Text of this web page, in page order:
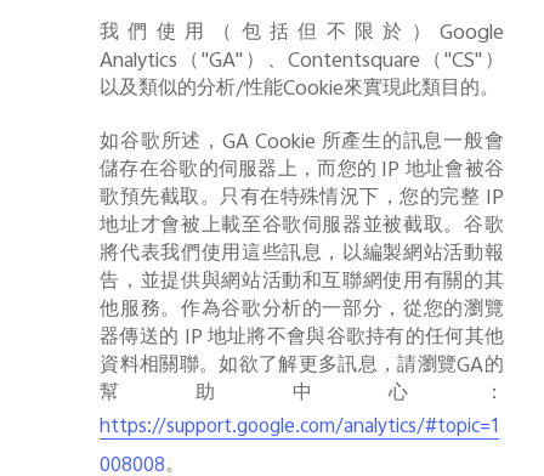
我們使用（包括但不限於） Google
Analytics （"GA"）、Contentsquare （"CS"）
以及類似的分析/性能Cookie來實現此類目的。
如谷歌所述， GA Cookie 所產生的訊息一般會
儲存在谷歌的伺服器上，而您的 IP 地址會被谷
歌預先截取。只有在特殊情況下，您的完整 IP
地址才會被上載至谷歌伺服器並被截取。谷歌
將代表我們使用這些訊息，以編製網站活動報
告，並提供與網站活動和互聯網使用有關的其
他服務。作為谷歌分析的一部分，從您的瀏覽
器傳送的 IP地址將不會與谷歌持有的任何其他
資料相關聯。如欲了解更多訊息，請瀏覽GA的
幫助中心：
https://support.google.com/analytics/#topic=1
008008。